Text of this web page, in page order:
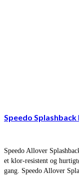
Speedo
Speedo Allover
et klor-resistent og
gang. Speedo Allover